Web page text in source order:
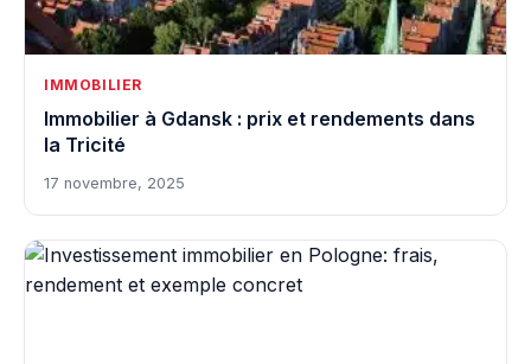
IMMOBILIER
Immobilier à Gdansk : prix et rendements dans
la Tricité
17 novembre, 2025